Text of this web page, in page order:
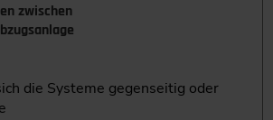
zwischen
die Systeme gegenseitig oder